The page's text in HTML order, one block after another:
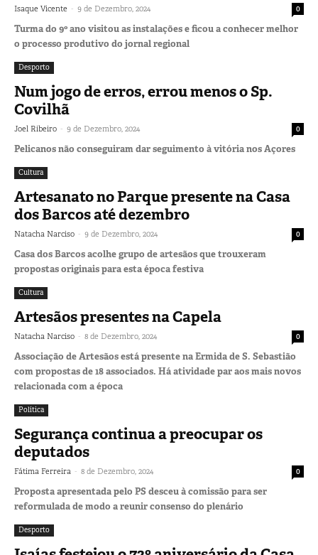
Isaque Vicente - 9 de Dezembro, 2024 0
Turma do 9º ano visitou as instalações e ficou a conhecer melhor
o processo produtivo do jornal regional
Desporto
Num jogo de erros, errou menos o Sp.
Covilhã
Joel Ribeiro - 9 de Dezembro, 2024 0
Pelicanos não conseguiram dar seguimento à vitória nos Açores
Cultura
Artesanato no Parque presente na Casa
dos Barcos até dezembro
Natacha Narciso - 9 de Dezembro, 2024 0
Casa dos Barcos acolhe grupo de artesãos que trouxeram
propostas originais para esta época festiva
Cultura
Artesãos presentes na Capela
Natacha Narciso - 8 de Dezembro, 2024 0
Associação de Artesãos está presente na Ermida de S. Sebastião
com propostas de 18 associados. Há atividade par aos mais novos
relacionada com a época
Política
Segurança continua a preocupar os
deputados
Fátima Ferreira - 8 de Dezembro, 2024 0
Proposta apresentada pelo PS desceu à comissão para ser
reformulada de modo a reunir consenso do plenário
Desporto